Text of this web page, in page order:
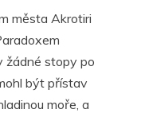
města Akrotiri
žádné stopy po
být přístav
moře, a